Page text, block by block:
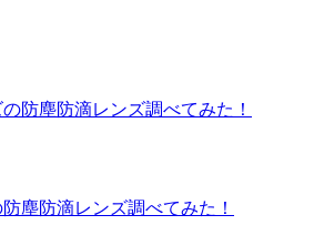
防塵防滴レンズ調べてみた！
塵防滴レンズ調べてみた！